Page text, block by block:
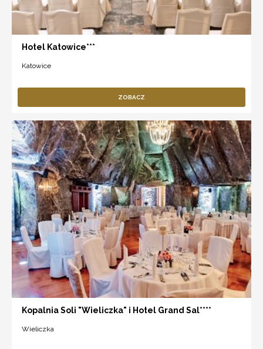
Hotel Katowice***
Katowice
ZOBACZ
Kopalnia Soli "Wieliczka" i Hotel Grand Sal****
Wieliczka